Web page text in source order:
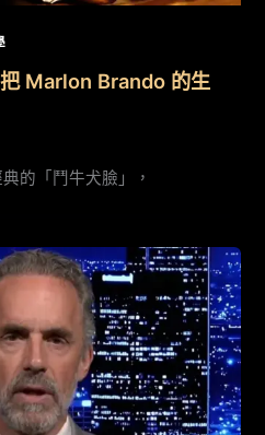
Marlon Brando 的生
的「鬥牛犬臉」，